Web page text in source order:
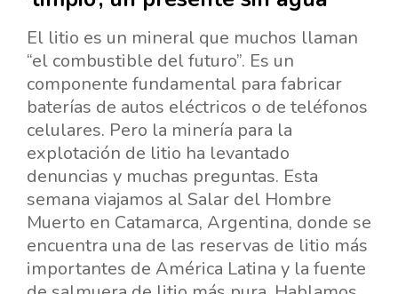
El litio es un mineral que muchos llaman
“el combustible del futuro”. Es un
componente fundamental para fabricar
baterías de autos eléctricos o de teléfonos
celulares. Pero la minería para la
explotación de litio ha levantado
denuncias y muchas preguntas. Esta
semana viajamos al Salar del Hombre
Muerto en Catamarca, Argentina, donde se
encuentra una de las reservas de litio más
importantes de América Latina y la fuente